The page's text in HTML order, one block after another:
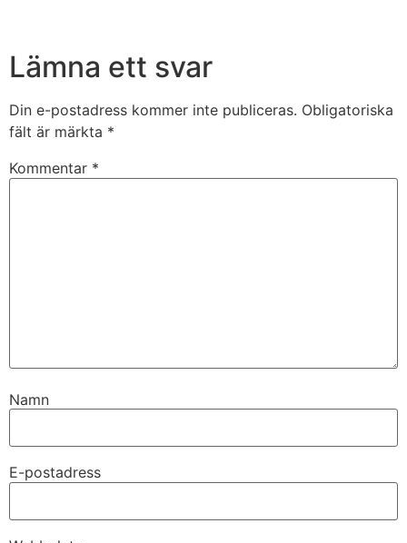
Lämna ett svar
Din e-postadress kommer inte publiceras. Obligatoriska
fält är märkta *
Kommentar *
Namn
E-postadress